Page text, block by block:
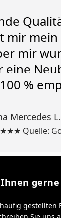
mir
mir
eine
%
Mercedes L.
Quelle:
häufig gestellten
Sie uns